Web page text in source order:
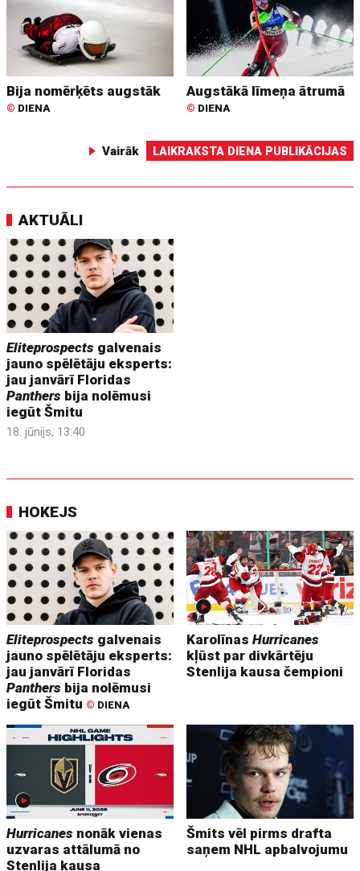
Bija nomērķēts augstāk
© DIENA
Augstākā līmeņa ātrumā
© DIENA
Vairāk LAIKRAKSTA DIENA PUBLIKĀCIJAS
AKTUĀLI
Eliteprospects galvenais
jauno spēlētāju eksperts:
jau janvārī Floridas
Panthers bija nolēmusi
iegūt Šmitu
18. jūnijs, 13:40
HOKEJS
Eliteprospects galvenais
jauno spēlētāju eksperts:
jau janvārī Floridas
Panthers bija nolēmusi
iegūt Šmitu © DIENA
KarolīnasHurricanes
kļūst par divkārtēju
Stenlija kausa čempioni
Hurricanes nonāk vienas
uzvaras attālumā no
Stenlija kausa
Šmits vēl pirms drafta
saņem NHL apbalvojumu